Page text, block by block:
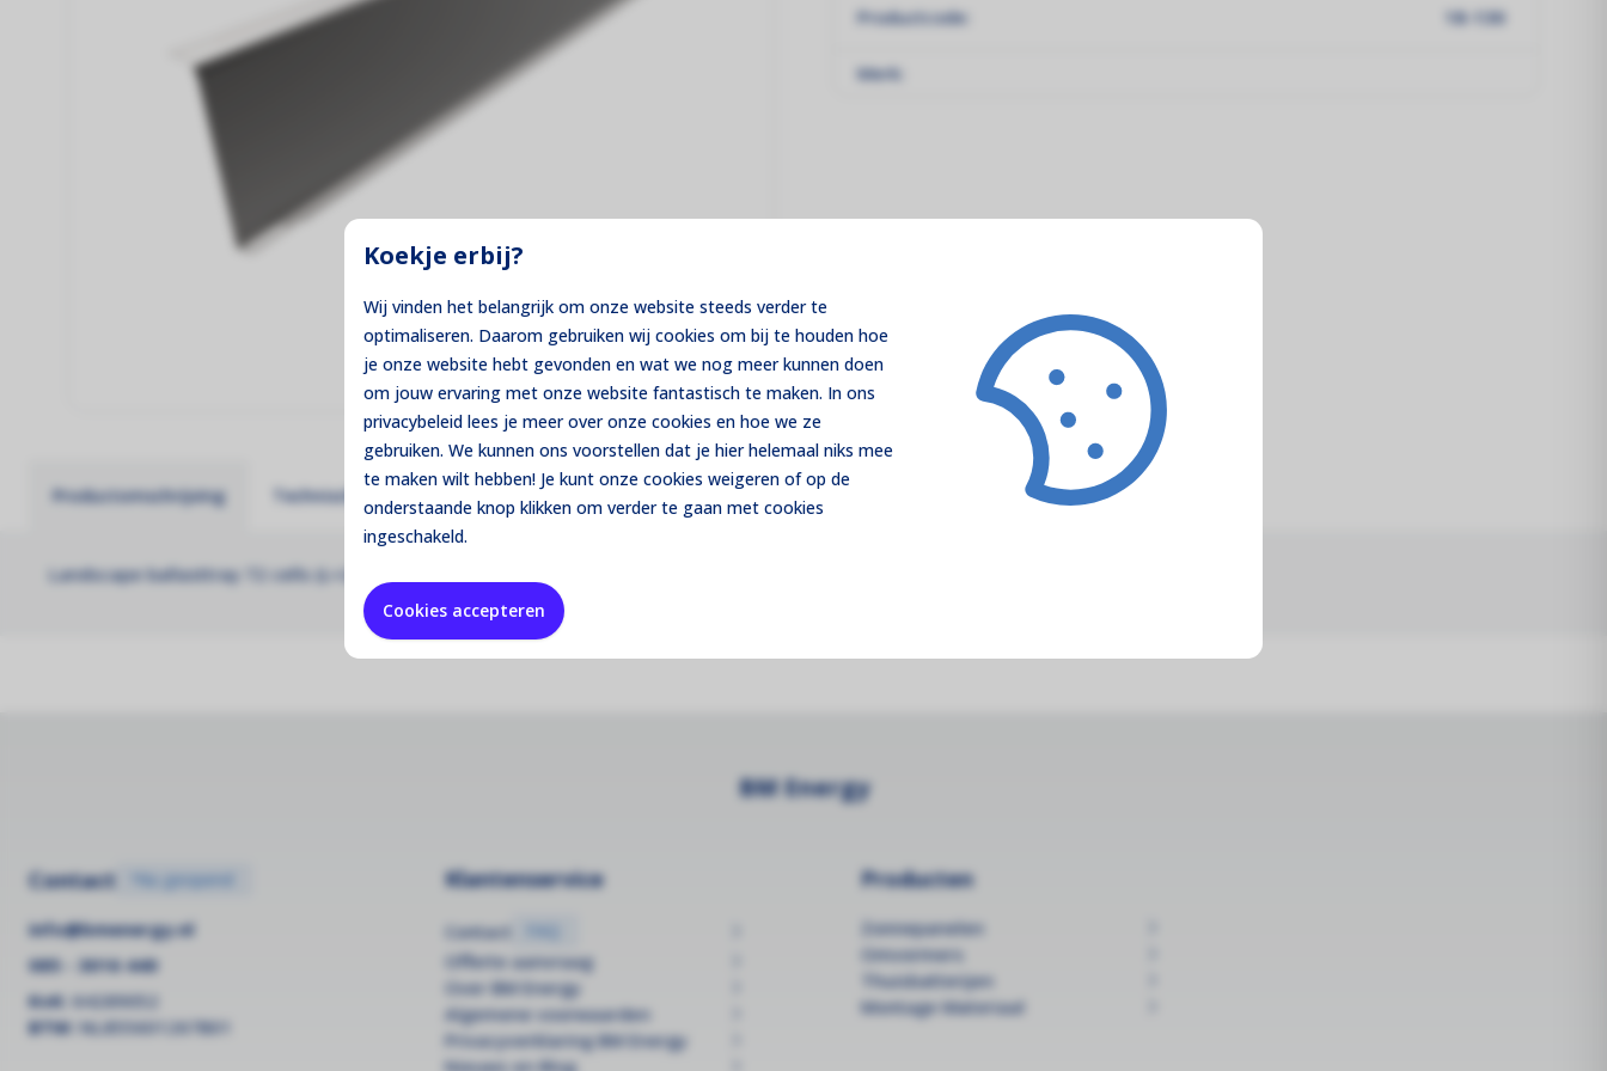
Koekje erbij?
Wij vinden het belangrijk om onze website steeds verder te
optimaliseren. Daarom gebruiken wij cookies om bij te houden hoe
je onze website hebt gevonden en wat we nog meer kunnen doen
om jouw ervaring met onze website fantastisch te maken. In ons
privacybeleid lees je meer over onze cookies en hoe we ze
gebruiken. We kunnen ons voorstellen dat je hier helemaal niks mee
te maken wilt hebben! Je kunt onze cookies weigeren of op de
onderstaande knop klikken om verder te gaan met cookies
ingeschakeld.
Cookies accepteren
Thuisbatterijen
Maximale controle over je eigen stroom!
Montage Materiaal
De fundering van jouw zonne-installatie!
Productcode: 18-130
Merk:
Productomschrijving Technische specificaties
Landscape ballasttray 72 cells (L=2322mm)
BM Energy
Contact Nu geopend
info@bmenergy.nl
085 - 3016 440
KvK: 64289052
BTW: NL855601267B01
Klantenservice
Contact FAQ
Offerte aanvraag
Over BM Energy
Algemene voorwaarden
Privacyverklaring BM Energy
Nieuws en Blog
Producten
Zonnepanelen
Omvormers
Thuisbatterijen
Montage Materiaal